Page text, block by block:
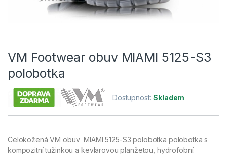
VM Footwear obuv MIAMI 5125-S3
polobotka
Dostupnost:Skladem
Celokožená VM obuv MIAMI 5125-S3 polobotka polobotka s
kompozitní tužinkou a kevlarovou planžetou, hydrofobní.